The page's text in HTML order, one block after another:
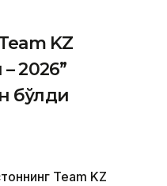
KZ
2026”
бўлди
Team KZ